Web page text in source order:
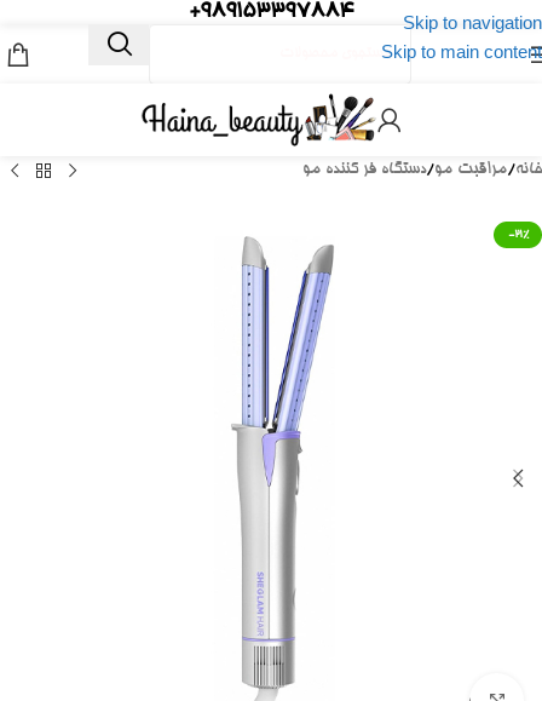
Skip to navigation
Skip to main content
989153397884+
خانه/مراقبت مو/دستگاه فر کننده مو
-21%